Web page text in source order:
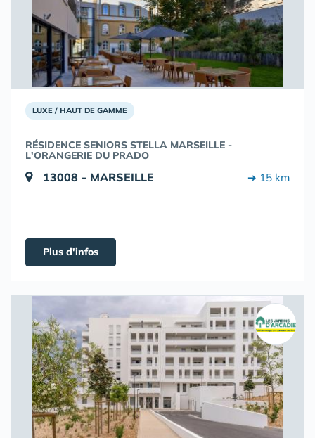
LUXE / HAUT DE GAMME
RÉSIDENCE SENIORS STELLA MARSEILLE -
L'ORANGERIE DU PRADO
13008 - MARSEILLE ➔ 15 km
Plus d'infos